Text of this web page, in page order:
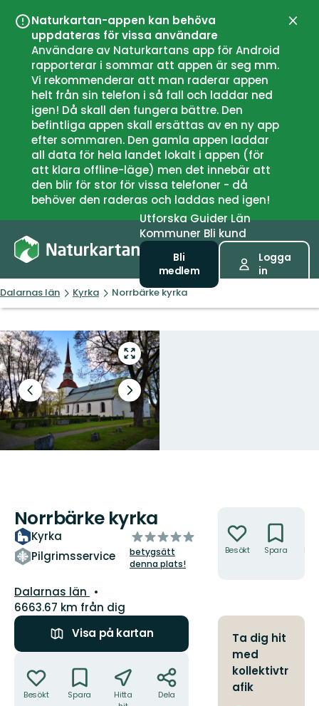
Naturkartan-appen kan behöva
uppdateras för vissa användare
Användare av Naturkartans app för Android
rapporterar i sommar att appen är seg mm.
Vi rekommenderar att man raderar appen
helt från sin telefon i så fall och laddar ned
igen! Då skall den fungera bättre. Den
befintliga appen skall ersättas av en ny app
efter sommaren. Den gamla appen laddar
all data för hela landet lokalt i appen (för
att klara offline-läge) men det innebär att
den blir för stor för vissa telefoner - då
behöver den raderas och laddas ned igen!
UtforskaGuiderLän
Kommuner Bli kund
Bli
medlem
Logga
in
Dalarnas län Kyrka Norrbärke kyrka
Gå
till
helskärmsläge
Föregående
bild
Nästa
bildspel
Norrbärke kyrka
Kyrka
Pilgrimsservice
av
5
stjärnor
betygsätt
denna plats!
Län:
Dalarnas län
6663.67 km från dig
Visa på kartan
Besökt Spara
Hitta
Dela
Besökt Spara
Ta dig hit
med
kollektivtr
afik